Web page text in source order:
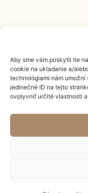
Aby sme vám poskytli tie
cookie na ukladanie a/
technológiami nám
jedinečné ID na tejto
ovplyvniť určité vlastnosti